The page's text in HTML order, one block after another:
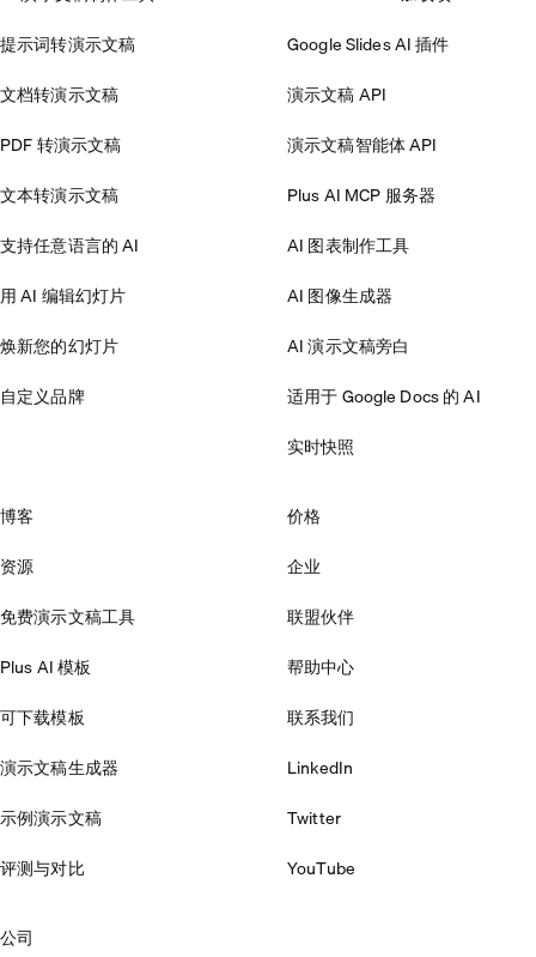
提示词转演示文稿
文档转演示文稿
PDF 转演示文稿
文本转演示文稿
支持任意语言的 AI
用 AI 编辑幻灯片
焕新您的幻灯片
自定义品牌
Google Slides AI 插件
演示文稿 API
演示文稿智能体 API
Plus AI MCP 服务器
AI 图表制作工具
AI 图像生成器
AI 演示文稿旁白
适用于 Google Docs 的 AI
实时快照
博客
资源
免费演示文稿工具
Plus AI 模板
可下载模板
演示文稿生成器
示例演示文稿
评测与对比
价格
企业
联盟伙伴
帮助中心
联系我们
LinkedIn
Twitter
YouTube
公司